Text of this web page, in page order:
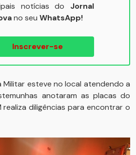
notícias do Jornal
no seu WhatsApp!
Inscrever-se
Militar esteve no local atendendo a
anotaram as placas do
realiza diligências para encontrar o